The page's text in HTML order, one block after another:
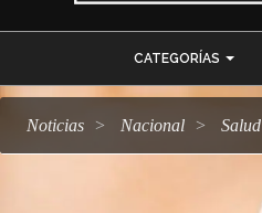
CATEGORÍAS
Noticias Nacional salud